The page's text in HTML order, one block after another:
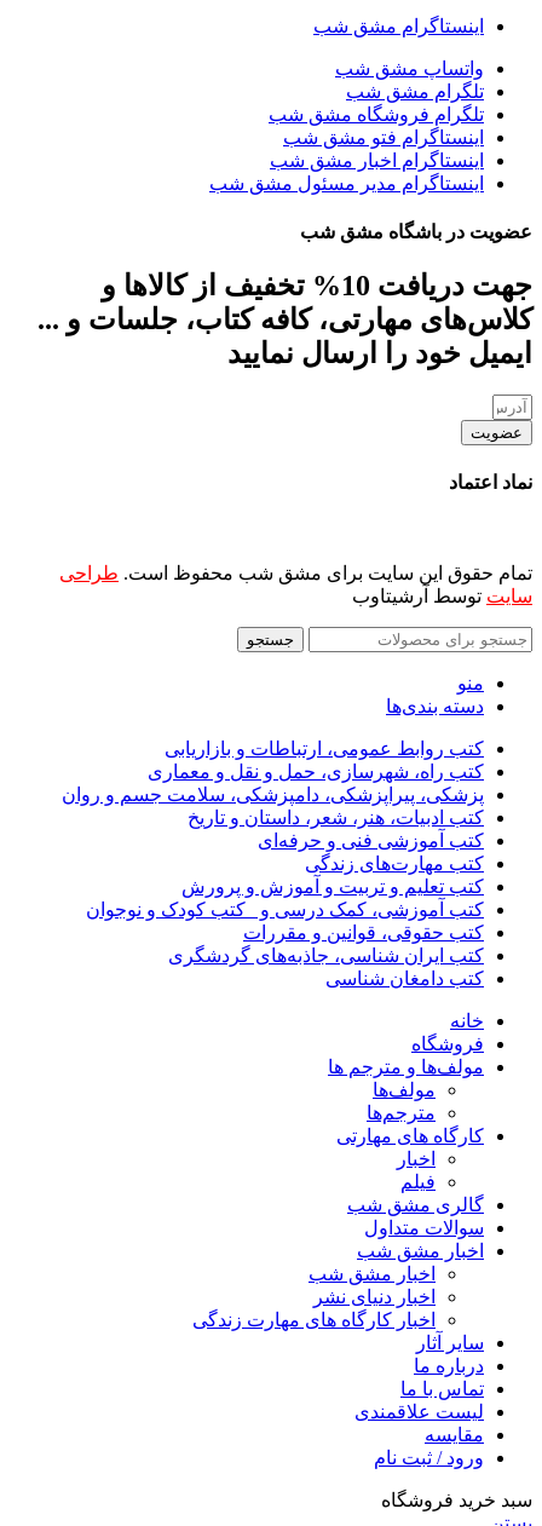
اینستاگرام مشق شب
واتساپ مشق شب
تلگرام مشق شب
تلگرام فروشگاه مشق شب
اینستاگرام فتو مشق شب
اینستاگرام اخبار مشق شب
اینستاگرام مدیر مسئول مشق شب
عضویت در باشگاه مشق شب
جهت دریافت 10% تخفیف از کالاها و
کلاس‌های مهارتی، کافه کتاب، جلسات و ...
ایمیل خود را ارسال نمایید
عضویت
نماد اعتماد
تمام حقوق این سایت برای مشق شب محفوظ است. طراحی
سایت توسط آرشیتاوب
جستجو
منو
دسته بندی‌ها
کتب روابط عمومی، ارتباطات و بازاریابی
کتب راه، شهرسازی، حمل و نقل و معماری
پزشکی، پیراپزشکی، دامپزشکی، سلامت جسم و روان
کتب ادبیات، هنر، شعر، داستان و تاریخ
کتب آموزشی فنی و حرفه‌ای
کتب مهارت‌های زندگی
کتب تعلیم و تربیت و آموزش و پرورش
کتب آموزشی، کمک درسی و _کتب کودک و نوجوان
کتب حقوقی، قوانین و مقررات
کتب ایران شناسی، جاذبه‌های گردشگری
کتب دامغان شناسی
خانه
فروشگاه
مولف‌ها و مترجم ها
مولف‌ها
مترجم‌ها
کارگاه های مهارتی
اخبار
فیلم
گالری مشق شب
سوالات متداول
اخبار مشق شب
اخبار مشق شب
اخبار دنیای نشر
اخبار کارگاه های مهارت زندگی
سایر آثار
درباره ما
تماس با ما
لیست علاقمندی
مقایسه
ورود / ثبت نام
سبد خرید فروشگاه